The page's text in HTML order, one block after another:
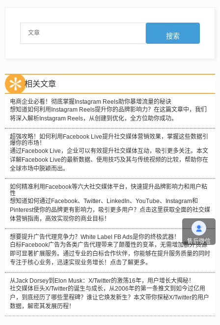
相关文章
电商企业必看！彻底掌握Instagram Reels助你暴增流量的秘诀
想知道如何利用Instagram Reels提升你的品牌影响力？在这篇文章中，我们
将深入解析Instagram Reels，从创建到优化，全方位助你成功。
超强攻略！如何利用Facebook Live提升社交媒体营销效果，掌握这些数据引
爆你的市场！
通过Facebook Live，企业可以有效提升社交媒体互动，吸引更多关注。本文
详解Facebook Live的最新数据、使用技巧及其与传统视频的比较，帮助你在
全球市场中脱颖而出。
如何精准利用Facebook等六大社交媒体平台，快速提升品牌影响力和用户粘
性
想知道如何通过Facebook、Twitter、LinkedIn、YouTube、Instagram和
Pinterest使你的品牌更有影响力，吸引更多用户？点击这里获取全面的社交媒
体营销指南，高效实现你的商业目标！
想要提升广告代理竞争力？White Label FB Ads是你的终极武器！
白标Facebook广告为各类广告代理带来了颠覆性的变革，无需增加额外资源
即可显著扩展服务。通过专业的白标合作伙伴，你能够在提升服务质量的同时
专注于核心业务，迅速实现业务增长！点击了解更多。
从Jack Dorsey到Elon Musk：X/Twitter的激荡16年，用户增长大揭秘！
社交媒体巨头X/Twitter的诞生与成长，从2006年的第一条推文到如今过亿用
户，到底经历了哪些里程碑？谁让它焕发新生？本文带你探秘X/Twitter的用户
数据，解密其发展历程！
售后微信